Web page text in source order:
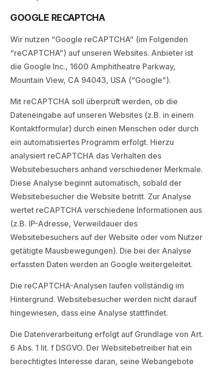
GOOGLE RECAPTCHA
Wir nutzen “Google reCAPTCHA” (im Folgenden
“reCAPTCHA”) auf unseren Websites. Anbieter ist
die Google Inc., 1600 Amphitheatre Parkway,
Mountain View, CA 94043, USA (“Google”).
Mit reCAPTCHA soll überprüft werden, ob die
Dateneingabe auf unseren Websites (z.B. in einem
Kontaktformular) durch einen Menschen oder durch
ein automatisiertes Programm erfolgt. Hierzu
analysiert reCAPTCHA das Verhalten des
Websitebesuchers anhand verschiedener Merkmale.
Diese Analyse beginnt automatisch, sobald der
Websitebesucher die Website betritt. Zur Analyse
wertet reCAPTCHA verschiedene Informationen aus
(z.B. IP-Adresse, Verweildauer des
Websitebesuchers auf der Website oder vom Nutzer
getätigte Mausbewegungen). Die bei der Analyse
erfassten Daten werden an Google weitergeleitet.
Die reCAPTCHA-Analysen laufen vollständig im
Hintergrund. Websitebesucher werden nicht darauf
hingewiesen, dass eine Analyse stattfindet.
Die Datenverarbeitung erfolgt auf Grundlage von Art.
6 Abs. 1 lit. f DSGVO. Der Websitebetreiber hat ein
berechtigtes Interesse daran, seine Webangebote